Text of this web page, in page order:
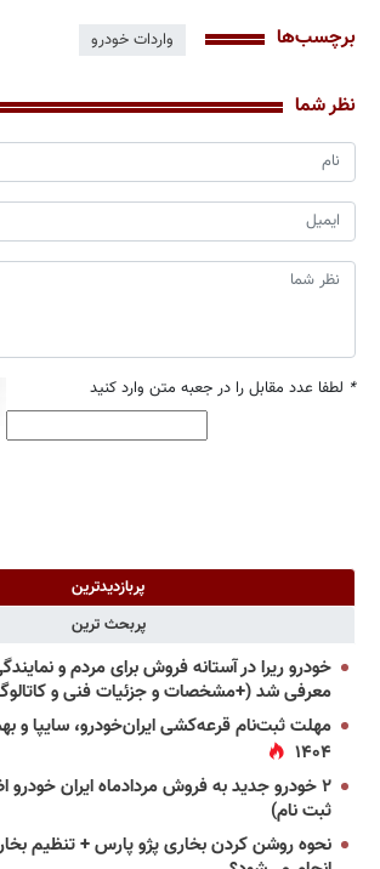
برچسب‌ها واردات خودرو
نظر شما
* لطفا عدد مقابل را در جعبه متن وارد کنید
پربازدیدترین
پربحث ترین
خودرو ریرا در آستانه فروش برای مردم و
معرفی شد (+مشخصات و جزئیات فنی و کاتالوگ
مهلت ثبت‌نام قرعه‌کشی ایران‌خودرو، سایپا و
۱۴۰۴
۲ خودرو جدید به فروش مردادماه ایران
ثبت نام)
نحوه روشن کردن بخاری پژو پارس + تنظیم